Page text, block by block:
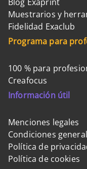
Muestrarios y
Fidelidad Exaclub
Programa para
100 % para
Creafocus
Información útil
Menciones legales
Condiciones
Política de
Política de cookies